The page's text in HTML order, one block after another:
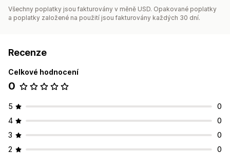
Všechny poplatky jsou fakturovány v měně USD. Opakované poplatky
a poplatky založené na použití jsou fakturovány každých 30 dní.
Recenze
Celkové hodnocení
0
5
0
4
0
3
0
2
0